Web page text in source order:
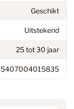
Geschikt
Uitstekend
25 tot 30 jaar
5407004015835